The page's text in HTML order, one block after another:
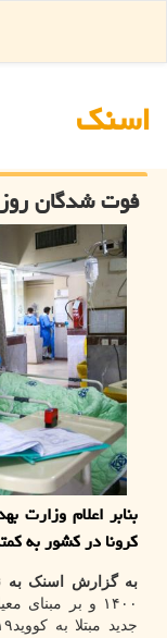
اسنك
فوت شدگان روزانه
کرونا در کشور به کمتر از ۵۰
به گزارش اسنک به